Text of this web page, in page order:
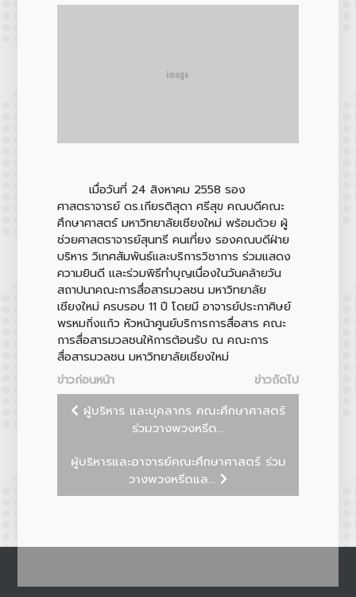
เมื่อวันที่ 24 สิงหาคม 2558 รอง
ศาสตราจารย์ ดร.เกียรติสุดา ศรีสุข คณบดีคณะ
ศึกษาศาสตร์ มหาวิทยาลัยเชียงใหม่ พร้อมด้วย ผู้
ช่วยศาสตราจารย์สุนทรี คนเที่ยง รองคณบดีฝ่าย
บริหาร วิเทศสัมพันธ์และบริการวิชาการ ร่วมแสดง
ความยินดี และร่วมพิธีทำบุญเนื่องในวันคล้ายวัน
สถาปนาคณะการสื่อสารมวลชน มหาวิทยาลัย
เชียงใหม่ ครบรอบ 11 ปี โดยมี อาจารย์ประกาศิษย์
พรหมกิ่งแก้ว หัวหน้าศูนย์บริการการสื่อสาร คณะ
การสื่อสารมวลชนให้การต้อนรับ ณ คณะการ
สื่อสารมวลชน มหาวิทยาลัยเชียงใหม่
ข่าวก่อนหน้า
ข่าวถัดไป
ผู้บริหาร และบุคลากร คณะศึกษาศาสตร์
ร่วมวางพวงหรีด...
ผู้บริหารและอาจารย์คณะศึกษาศาสตร์ ร่วม
วางพวงหรีดแล...